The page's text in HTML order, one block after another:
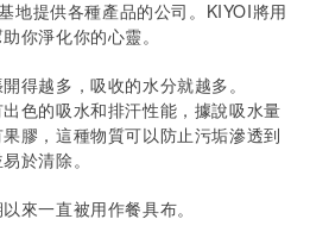
地提供各種產品的公司。KIYOI將用
你淨化你的心靈。
得越多，吸收的水分就越多。
色的吸水和排汗性能，據說吸水量
膠，這種物質可以防止污垢滲透到
於清除。
來一直被用作餐具布。